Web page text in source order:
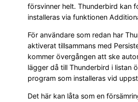
försvinner helt. Thunderbird kan
installeras via funktionen
För användare som redan har
aktiverat tillsammans med
kommer övergången att ske
lägger då till Thunderbird i listan
program som installeras vid
Det här kan låta som en